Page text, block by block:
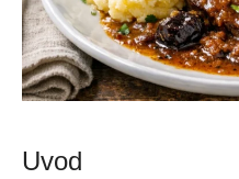
Uvod